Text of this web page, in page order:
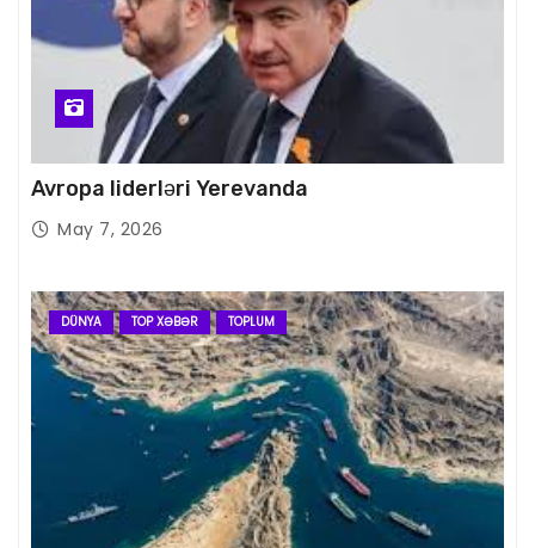
Avropa liderləri Yerevanda
May 7, 2026
DÜNYA TOP XƏBƏR TOPLUM